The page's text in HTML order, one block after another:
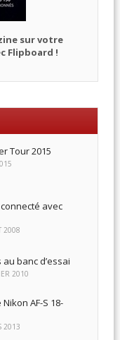
sur votre
Flipboard !
Tour 2015
avec
2008
banc d’essai
2010
AF-S 18-
2013